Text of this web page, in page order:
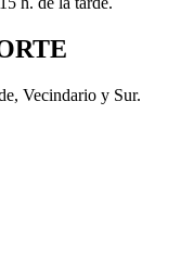
Vecindario y Sur.